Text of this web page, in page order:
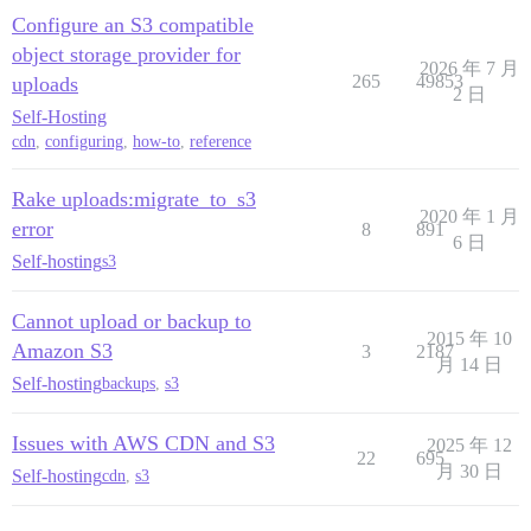
Configure an S3 compatible
object storage provider for
uploads
Self-Hosting
cdn configuring how-to reference
265 49853
2026 年 7 月
2 日
Rake uploads:migrate_to_s3
error
Self-hostings3
8 891
2020 年 1 月
6 日
Cannot upload or backup to
Amazon S3
Self-hostingbackups, s3
3 2187
2015 年 10
月 14 日
Issues with AWS CDN and S3
Self-hostingcdn, s3
22 695
2025 年 12
月 30 日